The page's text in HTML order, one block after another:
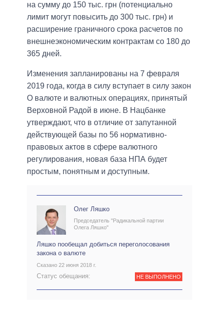
на сумму до 150 тыс. грн (потенциально
лимит могут повысить до 300 тыс. грн) и
расширение граничного срока расчетов по
внешнеэкономическим контрактам со 180 до
365 дней.
Изменения запланированы на 7 февраля
2019 года, когда в силу вступает в силу закон
О валюте и валютных операциях, принятый
Верховной Радой в июне. В Нацбанке
утверждают, что в отличие от запутанной
действующей базы по 56 нормативно-
правовых актов в сфере валютного
регулирования, новая база НПА будет
простым, понятным и доступным.
Олег Ляшко
Председатель "Радикальной партии
Олега Ляшко"
Ляшко пообещал добиться переголосования
закона о валюте
Сказано 22 июня 2018 г.
Статус обещания: НЕ ВЫПОЛНЕНО